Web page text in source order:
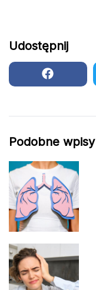
Udostępnij
Podobne wpisy